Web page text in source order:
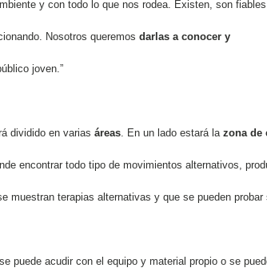
y con todo lo que nos rodea. Existen, son fiables
Nosotros queremos darlas a conocer y
joven.”
dividido en varias áreas. En un lado estará la zona de
encontrar todo tipo de movimientos alternativos,
muestran terapias alternativas y que se pueden
puede acudir con el equipo y material propio o se